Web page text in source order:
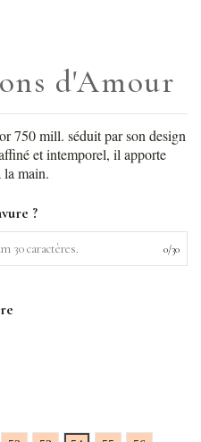
d'Amour
750 mill. séduit par son design
et intemporel, il apporte
la main.
?
0/30